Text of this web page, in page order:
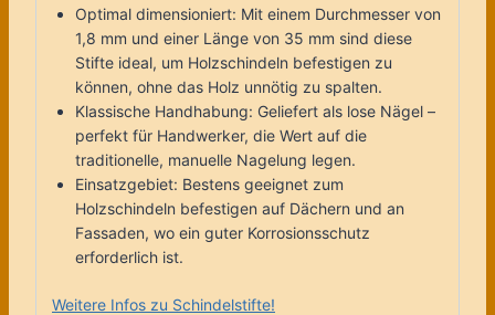
Optimal dimensioniert: Mit einem Durchmesser von
1,8 mm und einer Länge von 35 mm sind diese
Stifte ideal, um Holzschindeln befestigen zu
können, ohne das Holz unnötig zu spalten.
Klassische Handhabung: Geliefert als lose Nägel –
perfekt für Handwerker, die Wert auf die
traditionelle, manuelle Nagelung legen.
Einsatzgebiet: Bestens geeignet zum
Holzschindeln befestigen auf Dächern und an
Fassaden, wo ein guter Korrosionsschutz
erforderlich ist.
Weitere Infos zu Schindelstifte!